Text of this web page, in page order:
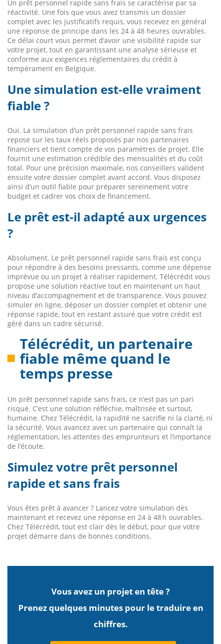
Un prêt personnel rapide sans frais se caractérise par sa
réactivité. Une fois que vous avez transmis un dossier
complet avec les justificatifs requis, vous recevez en général
une réponse de principe dans les 24 à 48 heures ouvrables.
Ce délai court vous permet d’avoir une visibilité rapide sur
votre projet, tout en garantissant une analyse sérieuse et
conforme aux exigences réglementaires du crédit à
tempérament en Belgique.
Une simulation est-elle vraiment
fiable ?
Oui. La simulation d’un prêt personnel rapide sans frais
repose sur les taux réels proposés par nos partenaires
financiers et tient compte de vos paramètres de projet. Elle
fournit une estimation crédible des mensualités et du coût
total. Pour une précision maximale, nos conseillers valident
ensuite votre dossier complet avant accord. Vous disposez
ainsi d’un outil fiable pour préparer sereinement votre
budget et cadrer vos choix de financement.
Le prêt est-il adapté aux urgences
?
Absolument. Le prêt personnel rapide sans frais est conçu
pour répondre à des besoins pressants, comme une dépense
imprévue ou un projet à réaliser rapidement. Télécrédit vous
propose une solution réactive tout en maintenant un haut
niveau d’accompagnement et de transparence. Vous pouvez
simuler en ligne, déposer un dossier complet et obtenir une
réponse rapide, tout en restant assuré que votre crédit est
géré dans un cadre sécurisé.
Télécrédit, un partenaire
fiable même quand le
temps presse
Un prêt personnel rapide sans frais, ce n’est pas un pari
risqué. C’est une solution réfléchie, maîtrisée et surtout,
humaine. Chez Télécrédit, la rapidité ne sacrifie ni la clarté, ni
la sécurité. Vous avancez avec un partenaire qui connaît la
réglementation, les attentes des emprunteurs et l’importance
de l’écoute.
Simulez votre prêt personnel
rapide et sans frais
Vous êtes prêt à avancer ? Lancez votre simulation dès
maintenant et recevez une réponse en 24 à 48 h ouvrables.
Chez Télécrédit, tout est clair dès le début, pour que votre
projet démarre dans de bonnes conditions.
Vous avez un projet en tête ?
Prenez quelques minutes pour le traduire en
chiffres.